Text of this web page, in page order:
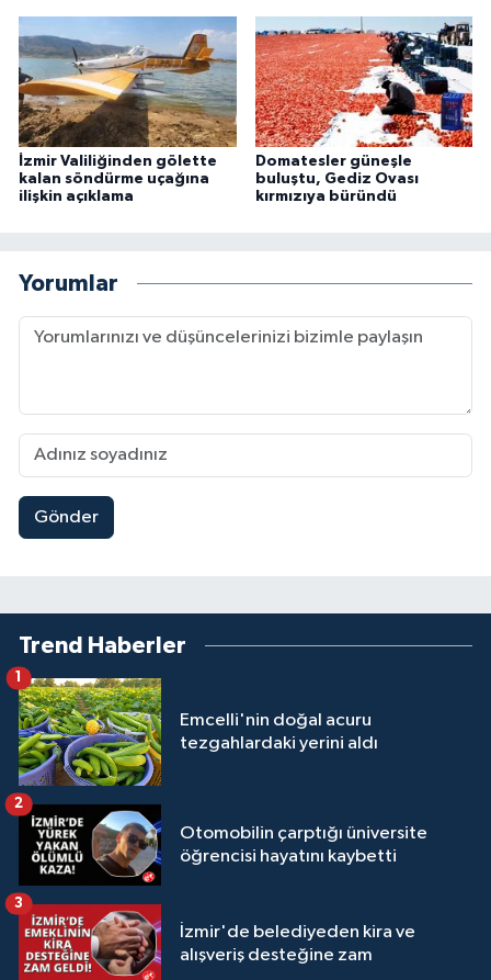
İzmir Valiliğinden gölette
kalan söndürme uçağına
ilişkin açıklama
Domatesler güneşle
buluştu, Gediz Ovası
kırmızıya büründü
Yorumlar
Gönder
Trend Haberler
Emcelli'nin doğal acuru
tezgahlardaki yerini aldı
Otomobilin çarptığı üniversite
öğrencisi hayatını kaybetti
2
İzmir'de belediyeden kira ve
alışveriş desteğine zam
3